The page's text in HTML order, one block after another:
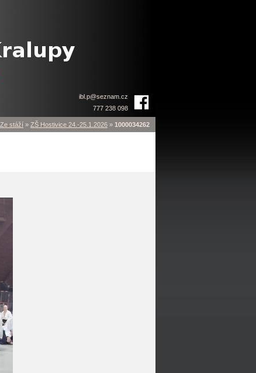
ibl.p@seznam.cz
777 238 098
Ze stáží » ZŠ Hostivice 24.-25.1.2026 » 1000034262